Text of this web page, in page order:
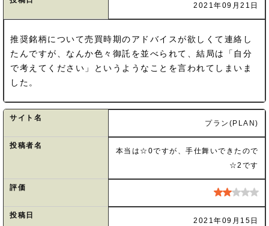
2021年09月21日
推奨銘柄について売買時期のアドバイスが欲しくて連絡し
たんですが、なんか色々御託を並べられて、結局は「自分
で考えてください」というようなことを言われてしまいま
した。
サイト名
プラン(PLAN)
投稿者名
本当は☆0ですが、手仕舞いできたので
☆2です
評価
投稿日
2021年09月15日